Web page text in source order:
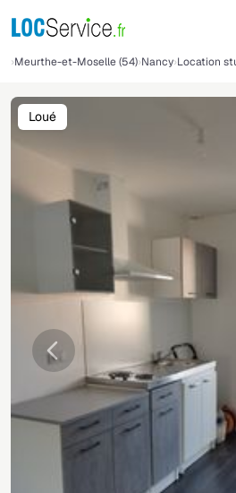
Meurthe-et-Moselle (54) Nancy Location
Précédente
Loué